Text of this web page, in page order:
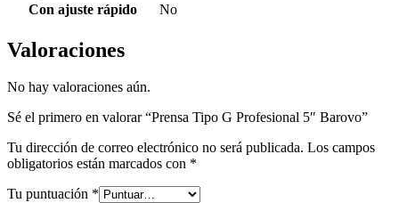
Con ajuste rápido
No
Valoraciones
No hay valoraciones aún.
Sé el primero en valorar “Prensa Tipo G Profesional 5″ Barovo”
Tu dirección de correo electrónico no será publicada. Los campos
obligatorios están marcados con *
Tu puntuación *